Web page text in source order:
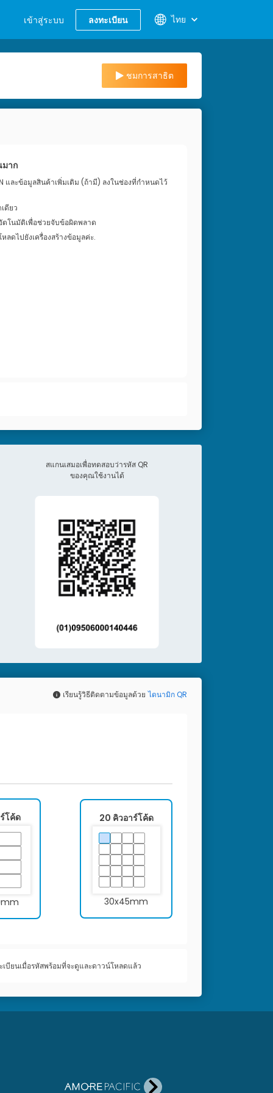
เข้าสู่ระบบ ลงทะเบียน ไทย
ชมการสาธิต
มาก
และข้อมูลสินค้าเพิ่มเติม (ถ้ามี) ลงในช่องที่กำหนดไว้
ดียว
โนมัติเพื่อช่วยจับข้อผิดพลาด
ดไปยังเครื่องสร้างข้อมูลค่ะ.
สแกนเสมอเพื่อทดสอบว่ารหัส QR
ของคุณใช้งานได้
เรียนรู้วิธีติดตามข้อมูลด้วย ไดนามิก QR
โค้ด 20 คิวอาร์โค้ด
30x45mm
บียนเมื่อรหัสพร้อมที่จะดูและดาวน์โหลดแล้ว